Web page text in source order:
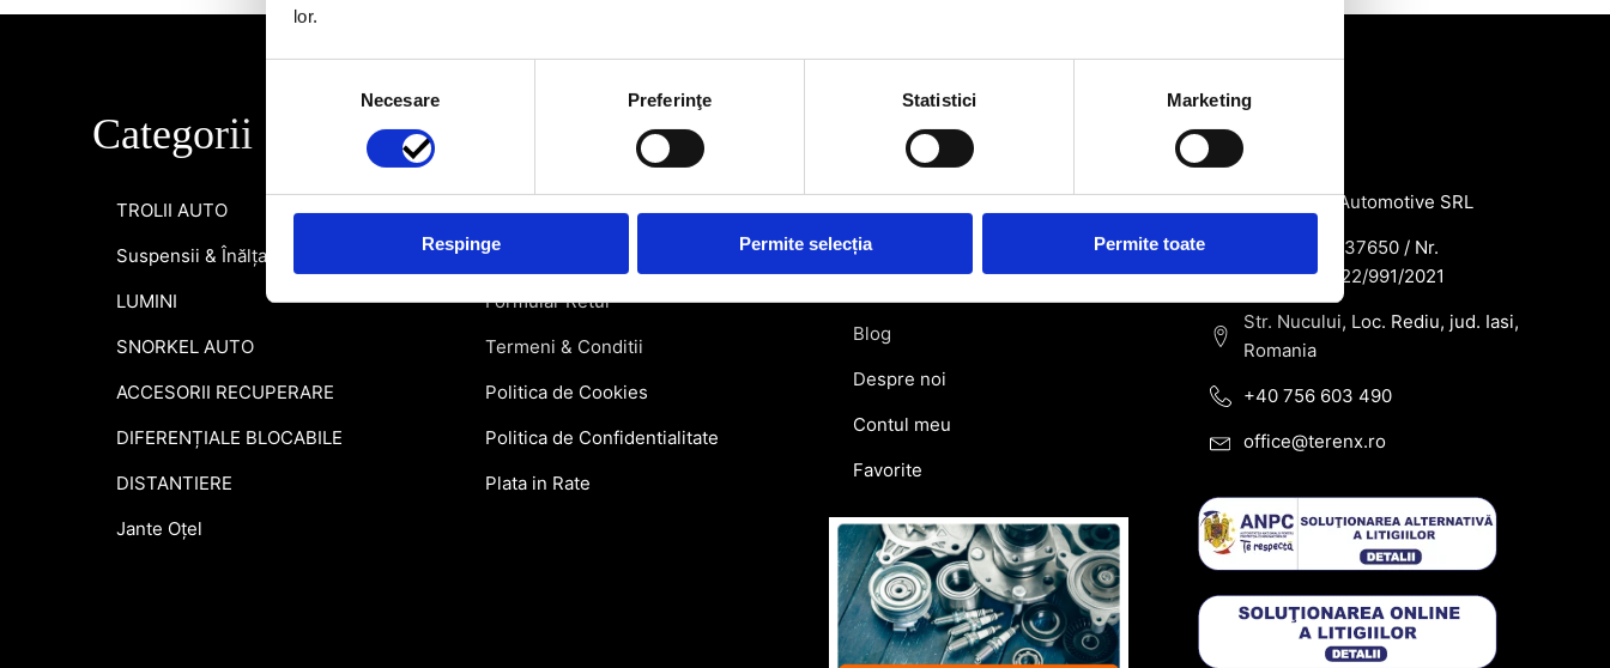
lor.
consimțământului
Necesare Preferinţe Statistici Marketing
Respinge Permite selecția Permite toate
Categorii
TROLII AUTO
Suspensii & Înălțare
LUMINI
SNORKEL AUTO
ACCESORII RECUPERARE
DIFERENȚIALE BLOCABILE
DISTANTIERE
Jante Oțel
Informatii utile
Informatii Livrare
Garantie si Retur
Formular Retur
Termeni & Conditii
Politica de Cookies
Politica de Confidentialitate
Plata in Rate
Link-uri rapide
Retragere din contract
Blog
Despre noi
Contul meu
Favorite
Contact
SC Terenx Automotive SRL
CUI: RO43937650 / Nr.
Reg.Com: J22/991/2021
Str. Nucului, Loc. Rediu, jud. Iasi,
Romania
+40 756 603 490
office@terenx.ro